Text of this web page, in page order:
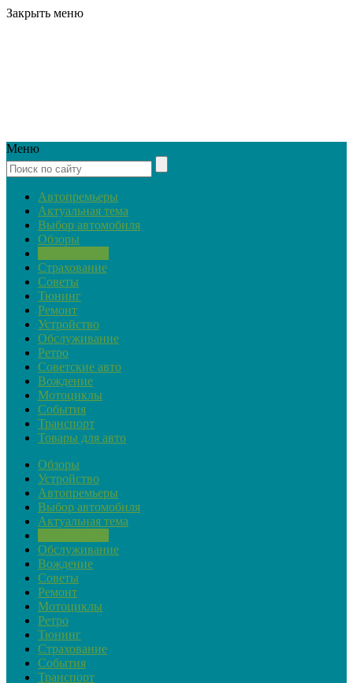
Закрыть меню
Меню
Автопремьеры
Актуальная тема
Выбор автомобиля
Обзоры
Страхование
Советы
Тюнинг
Ремонт
Устройство
Обслуживание
Ретро
Советские авто
Вождение
Мотоциклы
События
Транспорт
Товары для авто
Обзоры
Устройство
Автопремьеры
Выбор автомобиля
Актуальная тема
Обслуживание
Вождение
Советы
Ремонт
Мотоциклы
Ретро
Тюнинг
Страхование
События
Транспорт